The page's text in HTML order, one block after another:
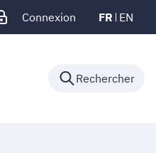
Connexion FR EN
Rechercher